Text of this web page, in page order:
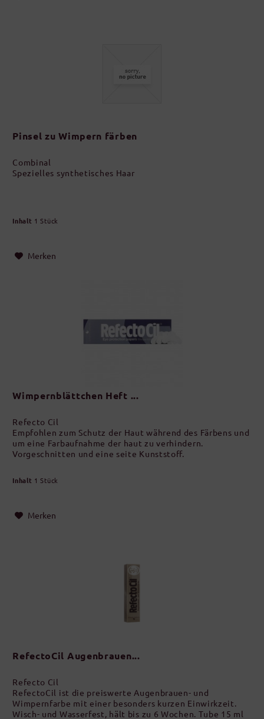
Pinsel zu Wimpern färben
Combinal
Spezielles synthetisches Haar
Inhalt 1 Stück
Merken
Wimpernblättchen Heft ...
Refecto Cil
Empfohlen zum Schutz der Haut während des Färbens und
um eine Farbaufnahme der haut zu verhindern.
Vorgeschnitten und eine seite Kunststoff.
Inhalt 1 Stück
Merken
RefectoCil Augenbrauen...
Refecto Cil
RefectoCil ist die preiswerte Augenbrauen- und
Wimpernfarbe mit einer besonders kurzen Einwirkzeit.
Wisch- und Wasserfest, hält bis zu 6 Wochen. Tube 15 ml